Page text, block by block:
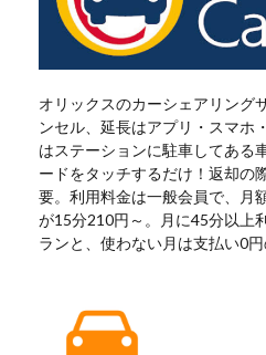
オリックスのカーシェアリング
ンセル、延長はアプリ・スマホ
はステーションに駐車してある
ードをタッチするだけ！返却の
要。利用料金は一般会員で、月
が15分210円～。月に45分以上
ランと、使わない月は支払い0